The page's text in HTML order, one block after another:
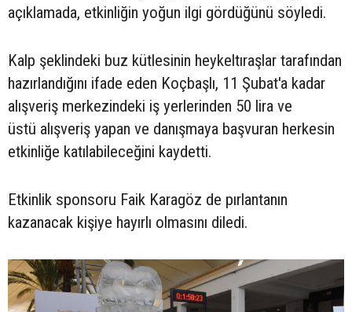
açıklamada, etkinliğin yoğun ilgi gördüğünü söyledi.
Kalp şeklindeki buz kütlesinin heykeltıraşlar tarafından
hazırlandığını ifade eden Koçbaşlı, 11 Şubat'a kadar
alışveriş merkezindeki iş yerlerinden 50 lira ve
üstü alışveriş yapan ve danışmaya başvuran herkesin
etkinliğe katılabileceğini kaydetti.
Etkinlik sponsoru Faik Karagöz de pırlantanın
kazanacak kişiye hayırlı olmasını diledi.